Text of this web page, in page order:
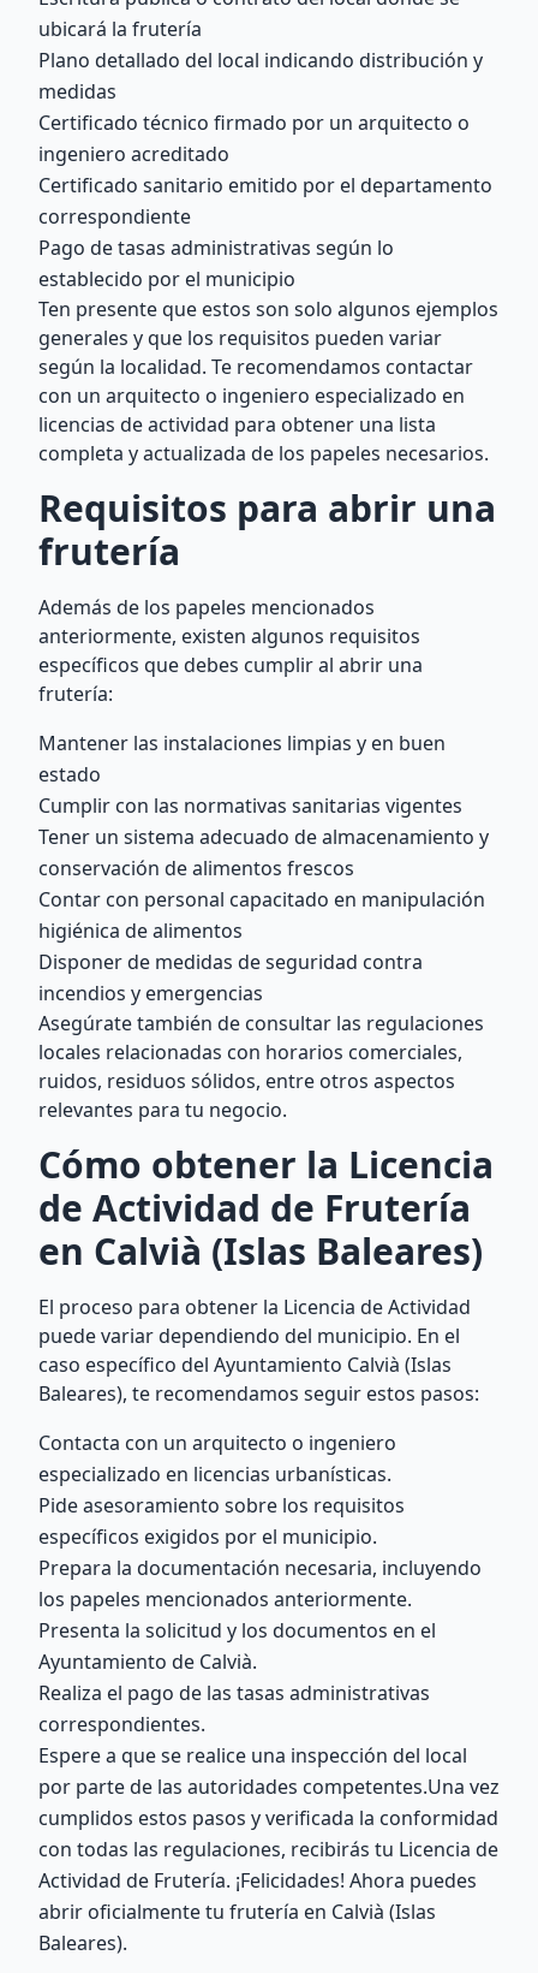
ubicará la frutería
Plano detallado del local indicando distribución y
medidas
Certificado técnico firmado por un arquitecto o
ingeniero acreditado
Certificado sanitario emitido por el departamento
correspondiente
Pago de tasas administrativas según lo
establecido por el municipio
Ten presente que estos son solo algunos ejemplos
generales y que los requisitos pueden variar
según la localidad. Te recomendamos contactar
con un arquitecto o ingeniero especializado en
licencias de actividad para obtener una lista
completa y actualizada de los papeles necesarios.
Requisitos para abrir una
frutería
Además de los papeles mencionados
anteriormente, existen algunos requisitos
específicos que debes cumplir al abrir una
frutería:
Mantener las instalaciones limpias y en buen
estado
Cumplir con las normativas sanitarias vigentes
Tener un sistema adecuado de almacenamiento y
conservación de alimentos frescos
Contar con personal capacitado en manipulación
higiénica de alimentos
Disponer de medidas de seguridad contra
incendios y emergencias
Asegúrate también de consultar las regulaciones
locales relacionadas con horarios comerciales,
ruidos, residuos sólidos, entre otros aspectos
relevantes para tu negocio.
Cómo obtener la Licencia
de Actividad de Frutería
en Calvià (Islas Baleares)
El proceso para obtener la Licencia de Actividad
puede variar dependiendo del municipio. En el
caso específico del Ayuntamiento Calvià (Islas
Baleares), te recomendamos seguir estos pasos:
Contacta con un arquitecto o ingeniero
especializado en licencias urbanísticas.
Pide asesoramiento sobre los requisitos
específicos exigidos por el municipio.
Prepara la documentación necesaria, incluyendo
los papeles mencionados anteriormente.
Presenta la solicitud y los documentos en el
Ayuntamiento de Calvià.
Realiza el pago de las tasas administrativas
correspondientes.
Espere a que se realice una inspección del local
por parte de las autoridades competentes.Una vez
cumplidos estos pasos y verificada la conformidad
con todas las regulaciones, recibirás tu Licencia de
Actividad de Frutería. ¡Felicidades! Ahora puedes
abrir oficialmente tu frutería en Calvià (Islas
Baleares).